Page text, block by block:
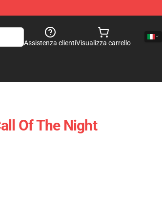
Assistenza clientiVisualizza carrello
Of The Night